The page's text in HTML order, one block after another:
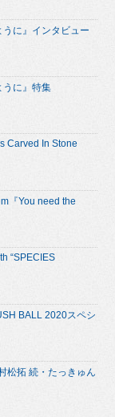
に』インタビュー
うに』特集
Carved In Stone
『You need the
“SPECIES
BALL 2020スペシ
松拓 続・たっきゅん